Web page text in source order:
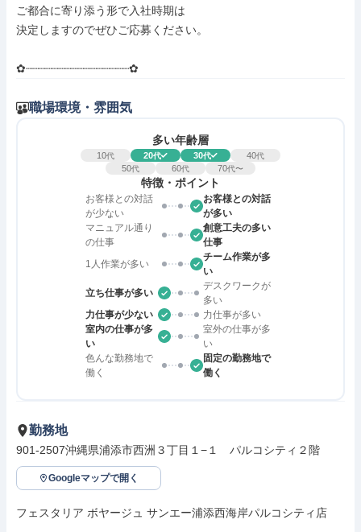
ご都合に寄り添う形で入社時期は
決定しますのでぜひご応募ください。
✿┈┈┈┈┈┈┈┈┈┈┈┈┈┈┈┈✿
職場環境・雰囲気
多い年齢層
10代 20代 30代 40代
50代 60代 70代〜
特徴・ポイント
お客様との対話
が少ない
お客様との対話
が多い
マニュアル通り
の仕事
創意工夫の多い
仕事
1人作業が多い
チーム作業が多
い
立ち仕事が多い
デスクワークが
多い
力仕事が少ない
力仕事が多い
室内の仕事が多
い
室外の仕事が多
い
色んな勤務地で
働く
固定の勤務地で
働く
勤務地
901-2507沖縄県浦添市西洲３丁目１−１　パルコシティ２階
Googleマップで開く
フェスタリア ボヤージュ サンエー浦添西海岸パルコシティ店